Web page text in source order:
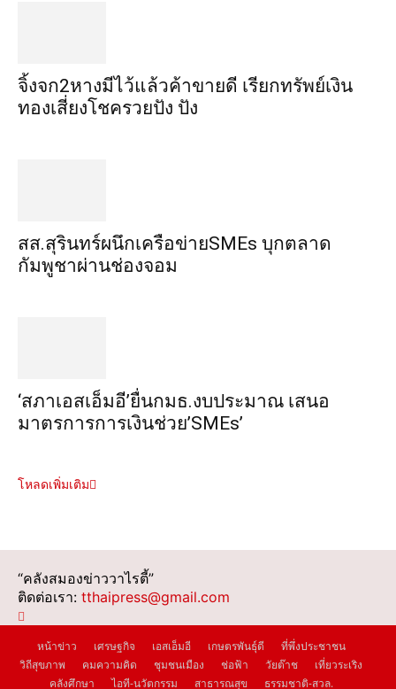
จิ้งจก​2​หาง​มีไว้แล้ว​ค้าขาย​ดี​ เรียก​ทรัพย์เงิน
ทอง​เสี่ยงโชค​รวยปัง​ ปัง​
สส.สุรินทร์ผนึกเครือข่ายSMEs บุกตลาด
กัมพูชาผ่านช่องจอม
‘สภาเอสเอ็มอี’ยื่นกมธ.งบประมาณ เสนอ
มาตรการการเงินช่วย’SMEs’
โหลดเพิ่มเติม
“คลังสมองข่าววาไรตี้”
ติดต่อเรา: tthaipress@gmail.com
หน้าข่าว เศรษฐกิจ เอสเอ็มอี เกษตรพันธุ์ดี
ที่พึ่งประชาชน
วิถีสุขภาพ
คมความคิด ชุมชนเมือง ช่อฟ้า วัยต๊าช
เที่ยวระเริง
คลังศึกษา
ไอที-นวัตกรรม สาธารณสุข ธรรมชาติ-สวล.